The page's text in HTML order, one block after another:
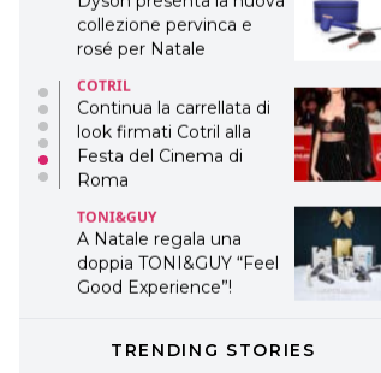
collezione pervinca e
rosé per Natale
COTRIL
Continua la carrellata di
look firmati Cotril alla
Festa del Cinema di
Roma
TONI&GUY
A Natale regala una
doppia TONI&GUY “Feel
Good Experience”!
LABEL.M lancia la sua
TRENDING STORIES